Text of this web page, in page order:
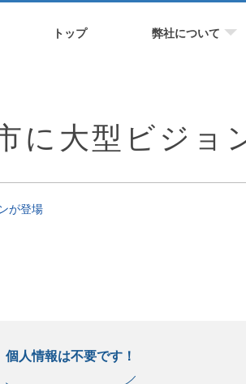
トップ 弊社について
に大型ビジョ
が登場
個人情報は不要です！